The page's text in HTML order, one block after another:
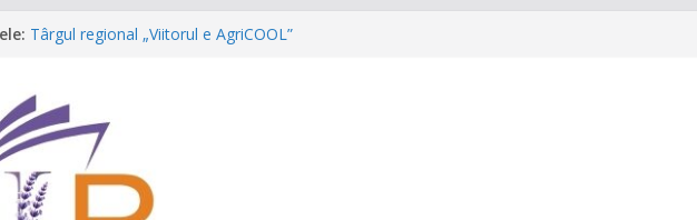
Târgul regional „Viitorul e AgriCOOL”
neuitat!
CONCURS DE VIDEO SPOTURI „The Coral Reef of the Prut –
destinația ta turistică”
Caravana Profesiilor – Invatamantul Dual în acțiune!